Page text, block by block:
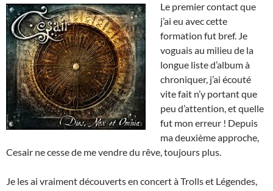
Le premier contact que
j’ai eu avec cette
formation fut bref. Je
voguais au milieu de la
longue liste d’album à
chroniquer, j’ai écouté
vite fait n’y portant que
peu d’attention, et quelle
fut mon erreur ! Depuis
ma deuxième approche,
Cesair ne cesse de me vendre du rêve, toujours plus.
Je les ai vraiment découverts en concert à Trolls et Légendes,